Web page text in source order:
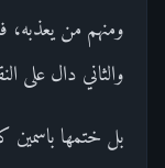
ومنهم من يعذبه،
والثاني دال على
بل ختمها باسمين